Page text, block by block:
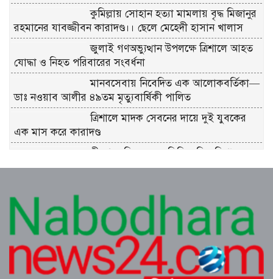
কুমিল্লায় সোহান হত্যা মামলায় বৃদ্ধ মিজানুর
রহমানের যাবজ্জীবন কারাদণ্ড।। ছেলে মেহেদী হাসান খালাস
জুলাই গণঅভ্যুত্থান উপলক্ষে ত্রিশালে আহত
যোদ্ধা ও নিহত পরিবারের সংবর্ধনা
মানবসেবায় নিবেদিত এক আলোকবর্তিকা—
ডাঃ নওয়াব আলীর ৪৯তম মৃত্যুবার্ষিকী পালিত
ত্রিশালে মাদক সেবনের দায়ে দুই যুবকের
এক মাস করে কারাদণ্ড
শ্রীনগরে বিদ্যুতের অতিরিক্ত বিল বিপাকে
গ্রাহক
এডভোকেট মিজানুর রহমান অন্তরের ওপর
হামলার প্রতিবাদে কুমিল্লা বারে মানববন্ধন